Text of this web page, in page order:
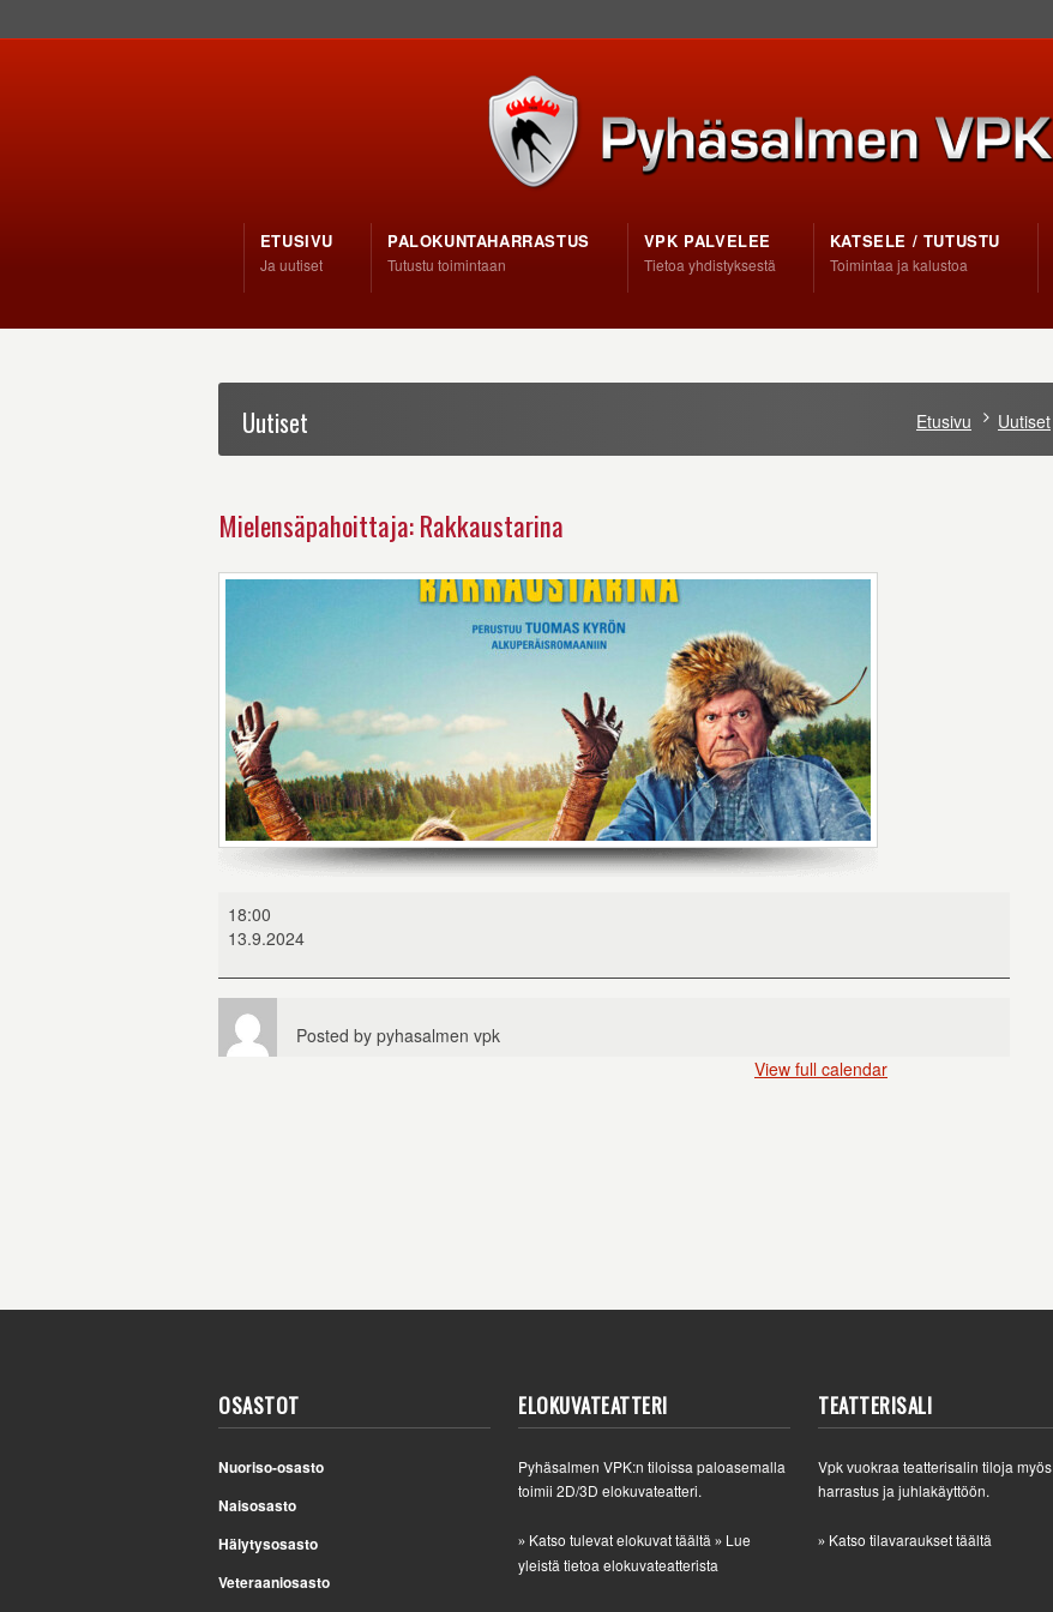
ETUSIVU
Ja uutiset
PALOKUNTAHARRASTUS
Tutustu toimintaan
VPK PALVELEE
Tietoa yhdistyksestä
KATSELE / TUTUSTU
Toimintaa ja kalustoa
Uutiset Etusivu Uutiset
Mielensäpahoittaja: Rakkaustarina
Rakkaustarina
18:00
13.9.2024
Posted by pyhasalmen vpk
View full calendar
OSASTOT
Nuoriso-osasto
Naisosasto
Hälytysosasto
Veteraaniosasto
ELOKUVATEATTERI
Pyhäsalmen VPK:n tiloissa paloasemalla
toimii 2D/3D elokuvateatteri.
» Katso tulevat elokuvat täältä » Lue
yleistä tietoa elokuvateatterista
TEATTERISALI
Vpk vuokraa teatterisalin tiloja myös
harrastus ja juhlakäyttöön.
» Katso tilavaraukset täältä